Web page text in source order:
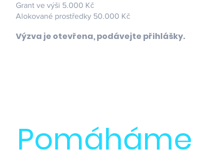
Grant ve výši 5.000 Kč
Alokované prostředky 50.000 Kč
Výzva je otevřena, podávejte přihlášky.
Pomáháme